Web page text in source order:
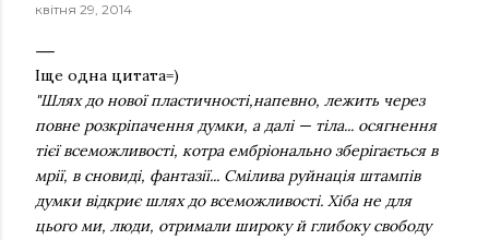
квітня 29, 2014
Іще одна цитата=)
"Шлях до нової пластичності,напевн­о, лежить через
повне розкріпачення думки, а далі — тіла... осягнення
тієї всеможливості, котра ембріонально зберігається в
мрії, в сновиді, фантазії... Смілива руйнація штампів
думки відкриє шлях до всеможливості. Хіба не для
цього ми, люди, отримали широку й глибоку свободу